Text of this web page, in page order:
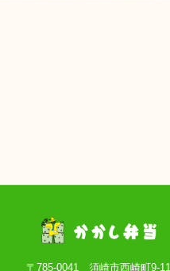
〒785-0041 須崎市西崎町9-11